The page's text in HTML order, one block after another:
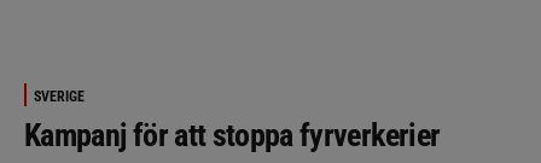
SVERIGE
Kampanj för att stoppa fyrverkerier